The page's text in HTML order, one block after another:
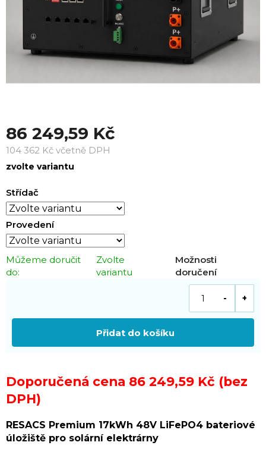
86 249,59 Kč
104 362 Kč včetně DPH
Měrná
zvolte variantu
Střídač
Provedení
Můžeme doručit
do:
Zvolte
variantu
Možnosti
doručení
Přidat do košíku
Doporučená cena 86 249,59 Kč (bez
DPH)
RESACS Premium 17kWh 48V LiFePO4 bateriové
úložiště pro solární elektrárny